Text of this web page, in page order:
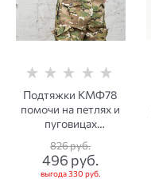
Подтяжки КМФ78
помочи на петлях и
пуговицах
826 руб.
496 руб.
выгода330 руб.